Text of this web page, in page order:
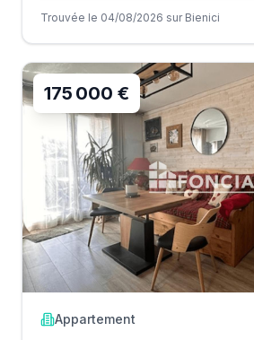
Trouvée le 04/08/2026 sur Bienici
175 000 €
Appartement